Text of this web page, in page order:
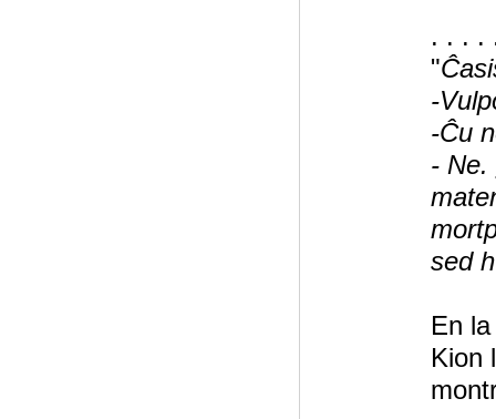
. . . .
"
-
-Ĉu
- Ne.
sed
En
Kion